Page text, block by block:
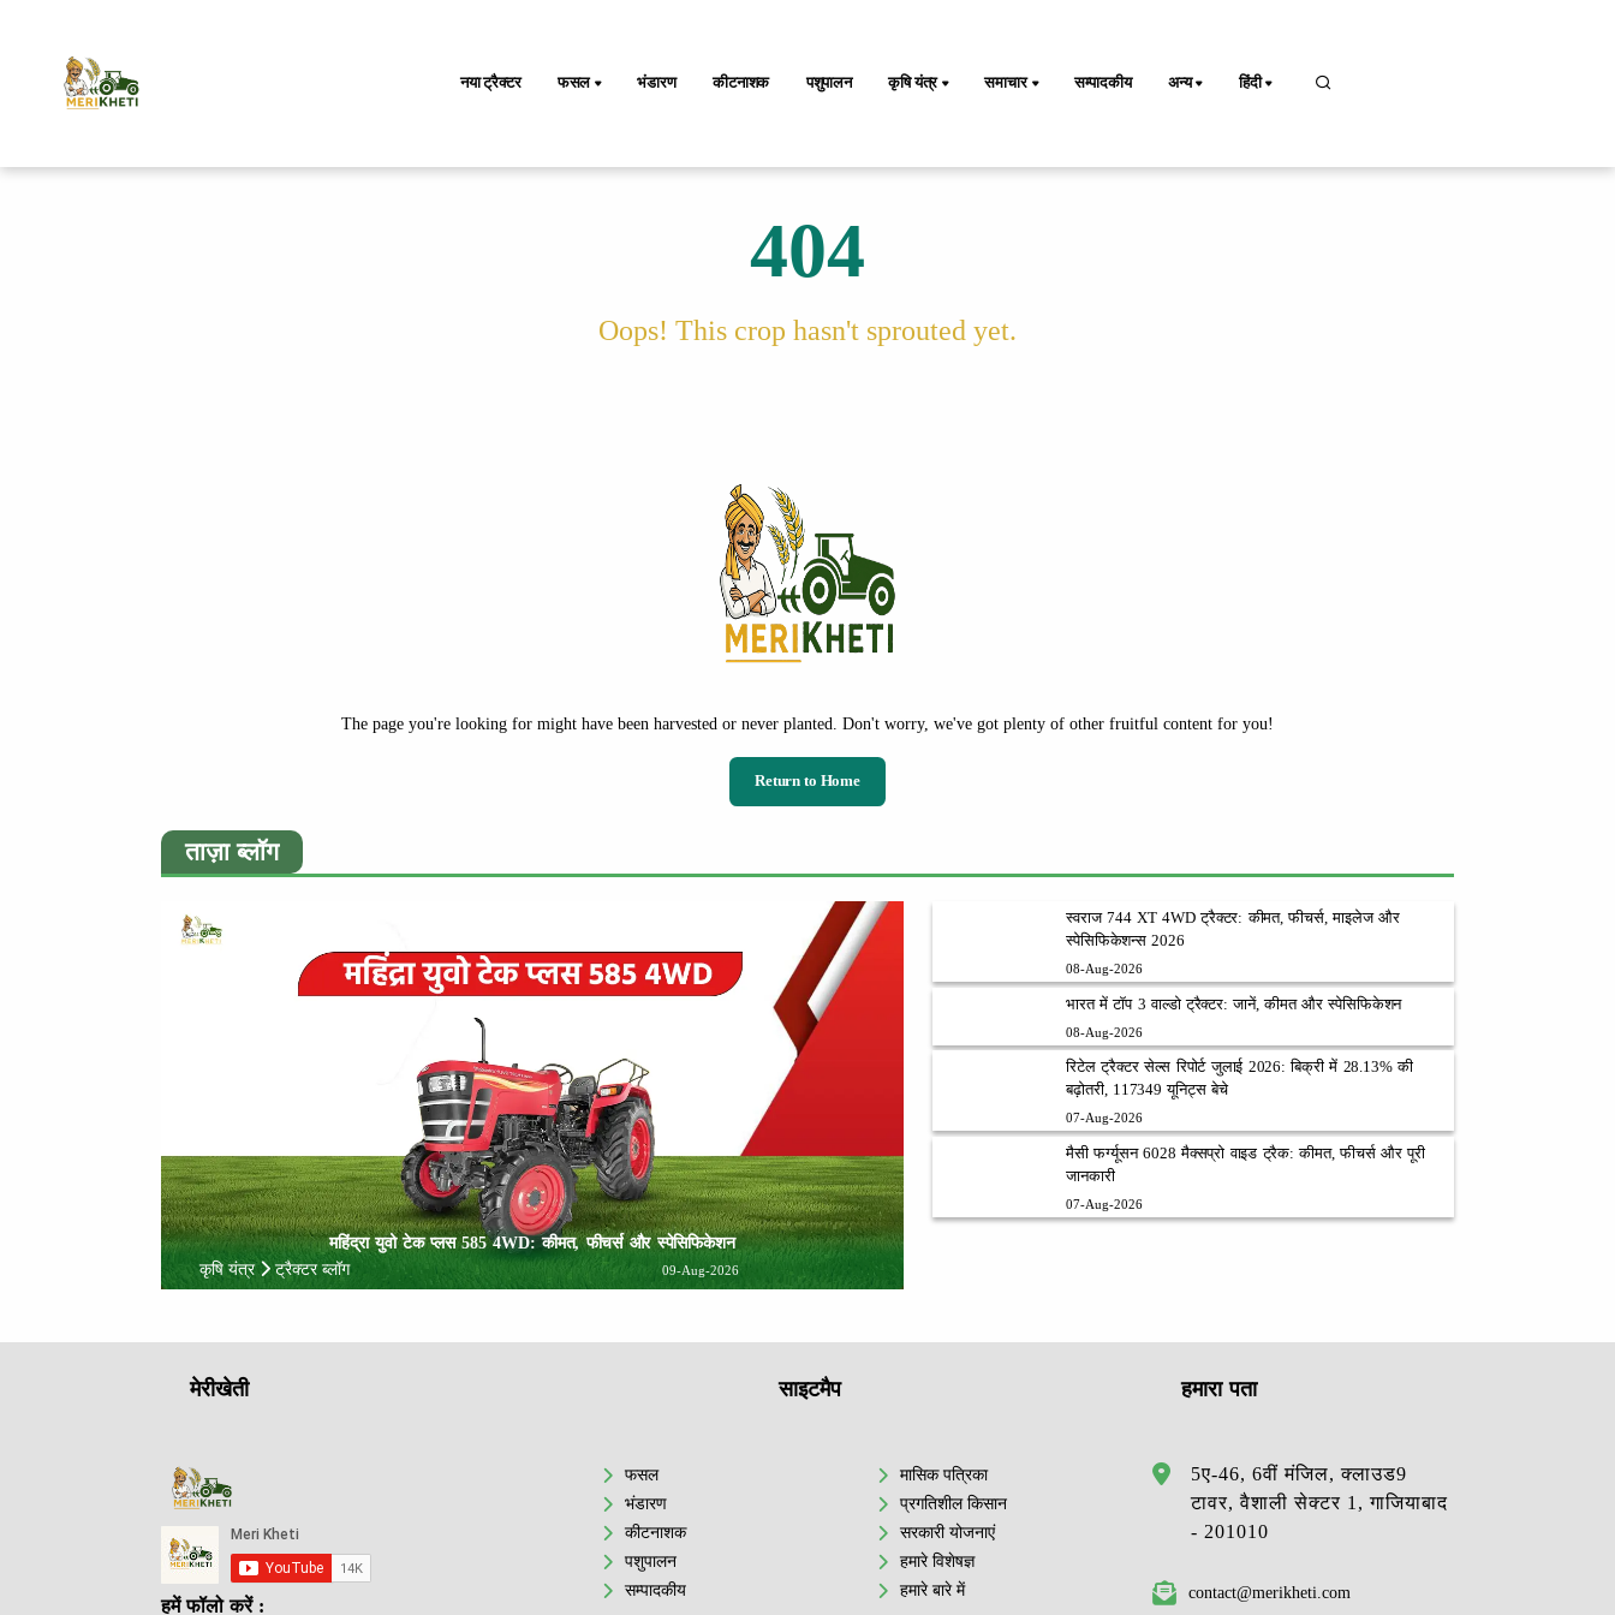
नया ट्रैक्टर फसल भंडारण कीटनाशक पशुपालन कृषि यंत्र समाचार सम्पादकीय अन्य हिंदी
404
Oops! This crop hasn't sprouted yet.
The page you're looking for might have been harvested or never planted. Don't worry, we've got plenty of other fruitful content for you!
Return to Home
ताज़ा ब्लॉग
महिंद्रा युवो टेक प्लस 585 4WD: कीमत, फीचर्स और स्पेसिफिकेशन
कृषि यंत्र
ट्रैक्टर ब्लॉग 09-Aug-2026
स्वराज 744 XT 4WD ट्रैक्टर: कीमत, फीचर्स, माइलेज और
स्पेसिफिकेशन्स 2026
08-Aug-2026
भारत में टॉप 3 वाल्डो ट्रैक्टर: जानें, कीमत और स्पेसिफिकेशन
08-Aug-2026
रिटेल ट्रैक्टर सेल्स रिपोर्ट जुलाई 2026: बिक्री में 28.13% की
बढ़ोतरी, 117349 यूनिट्स बेचे
07-Aug-2026
मैसी फर्ग्यूसन 6028 मैक्सप्रो वाइड ट्रैक: कीमत, फीचर्स और पूरी
जानकारी
07-Aug-2026
मेरीखेती
हमें फॉलो करें :
साइटमैप
फसल
भंडारण
कीटनाशक
पशुपालन
सम्पादकीय
मासिक पत्रिका
प्रगतिशील किसान
सरकारी योजनाएं
हमारे विशेषज्ञ
हमारे बारे में
हमारा पता
5ए-46, 6वीं मंजिल, क्लाउड9
टावर, वैशाली सेक्टर 1, गाजियाबाद
- 201010
contact@merikheti.com